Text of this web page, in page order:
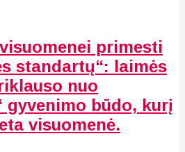
primesti
standartų“: laimės
nuo
gyvenimo būdo, kurį
visuomenė.